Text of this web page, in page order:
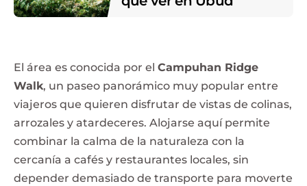
El área es conocida por el Campuhan Ridge
Walk, un paseo panorámico muy popular entre
viajeros que quieren disfrutar de vistas de colinas,
arrozales y atardeceres. Alojarse aquí permite
combinar la calma de la naturaleza con la
cercanía a cafés y restaurantes locales, sin
depender demasiado de transporte para moverte